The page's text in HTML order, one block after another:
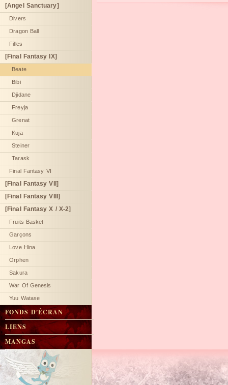
[Angel Sanctuary]
Divers
Dragon Ball
Filles
[Final Fantasy IX]
Beate
Bibi
Djidane
Freyja
Grenat
Kuja
Steiner
Tarask
Final Fantasy VI
[Final Fantasy VII]
[Final Fantasy VIII]
[Final Fantasy X / X-2]
Fruits Basket
Garçons
Love Hina
Orphen
Sakura
War Of Genesis
Yuu Watase
FONDS D'ÉCRAN
LIENS
MANGAS